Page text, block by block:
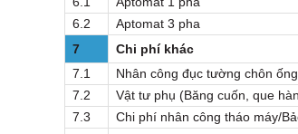
6.2
Aptomat 3 pha
7
Chi phí khác
7.1
Nhân công đục tường chôn
7.2
Vật tư phụ (Băng cuốn, que
7.3
Chi phí nhân công tháo máy/